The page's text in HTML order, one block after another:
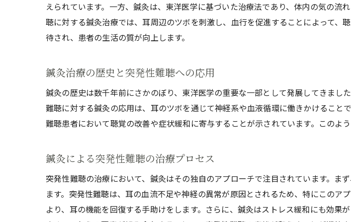
他の治療法との併用による効果
鍼灸治療のリスクと対策
突発性難聴への鍼灸の具体的
鍼灸施術の前後で見られる症
患者満足度と成功例の紹介
突発性難聴がもたらす不安とスト
突発性難聴による精神的影響
鍼灸によるストレス軽減のメカ
えられています。一方、鍼灸は、東洋医学に基づいた治療法であり、体内の気の
聴に対する鍼灸治療では、耳周辺のツボを刺激し、血行を促進することによって、
待され、患者の生活の質が向上します。
鍼灸治療の歴史と突発性難聴への応用
鍼灸の歴史は数千年前にさかのぼり、東洋医学の重要な一部として発展してきま
難聴に対する鍼灸の応用は、耳のツボを通じて神経系や血液循環に働きかけるこ
難聴患者において聴覚の改善や症状緩和に寄与することが示されています。このよ
鍼灸による突発性難聴の治療プロセス
突発性難聴の治療において、鍼灸はその独自のアプローチで注目されています。ま
ます。突発性難聴は、耳の血流不足や神経の異常が原因とされるため、特にこの
より、耳の機能を回復する手助けをします。さらに、鍼灸はストレス緩和にも効